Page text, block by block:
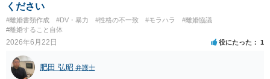
ください
#離婚書類作成 #DV・暴力 #性格の不一致 #モラハラ
#離婚協議
#離婚すること自体
2026年6月22日 役にたった 1
肥田 弘昭 弁護士